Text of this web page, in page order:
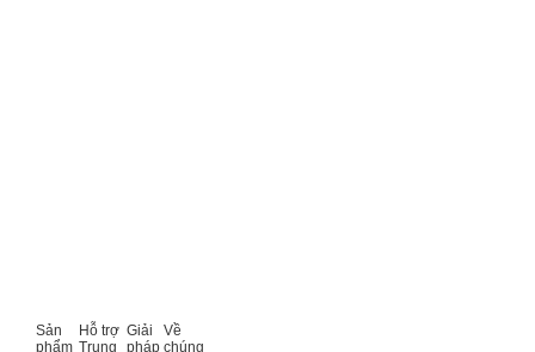
Sản
phẩm
Hỗ trợ
Trung
Giải
pháp
Về
chúng